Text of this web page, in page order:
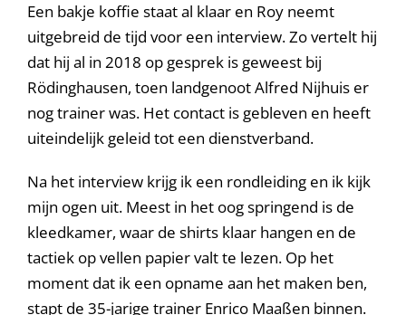
Een bakje koffie staat al klaar en Roy neemt
uitgebreid de tijd voor een interview. Zo vertelt hij
dat hij al in 2018 op gesprek is geweest bij
Rödinghausen, toen landgenoot Alfred Nijhuis er
nog trainer was. Het contact is gebleven en heeft
uiteindelijk geleid tot een dienstverband.
Na het interview krijg ik een rondleiding en ik kijk
mijn ogen uit. Meest in het oog springend is de
kleedkamer, waar de shirts klaar hangen en de
tactiek op vellen papier valt te lezen. Op het
moment dat ik een opname aan het maken ben,
stapt de 35-jarige trainer Enrico Maaßen binnen.